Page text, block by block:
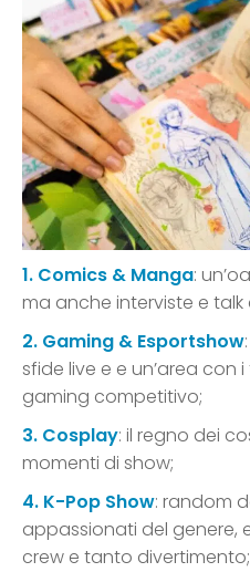
1. Comics & Manga:
ma anche interviste e
2. Gaming & Esportshow
sfide live e e un’area con
gaming competitivo;
3. Cosplay: il regno dei
momenti di show;
4. K-Pop Show: random
appassionati del genere,
crew e tanto divertimento;